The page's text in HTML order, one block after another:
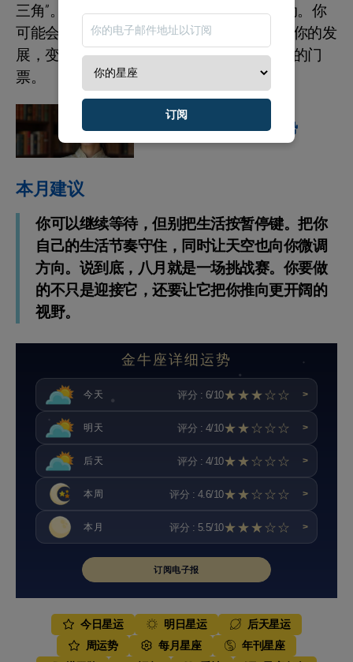
三角”。火星、冥王星与太阳星在召唤你行动。你
可能会感到有点被打乱，但别慌，因为为了你的发
展，变化本身就是代价，也是通往更好结果的门
票。
星座运势
不容错过的八月中国运势
本月建议
你可以继续等待，但别把生活按暂停键。把你
自己的生活节奏守住，同时让天空也向你微调
方向。说到底，八月就是一场挑战赛。你要做
的不只是迎接它，还要让它把你推向更开阔的
视野。
金牛座详细运势
今天 评分 : 6/10★★★☆☆ >
明天 评分 : 4/10★★☆☆☆ >
后天 评分 : 4/10★★☆☆☆ >
本周 评分 : 4.6/10★★☆☆☆ >
本月 评分 : 5.5/10★★★☆☆ >
订阅电子报
今日星运 明日星运
后天星运
周运势
每月星座
年刊星座
订阅